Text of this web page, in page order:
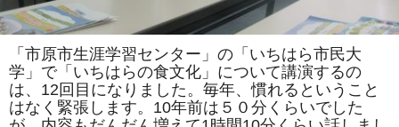
署
名、
皆
様
の
ご
協
力
あ
り
「市原市生涯学習センター」の「いちはら市民大
学」で「いちはらの食文化」について講演するの
は、12回目になりました。毎年、慣れるということ
はなく緊張します。10年前は５０分くらいでした